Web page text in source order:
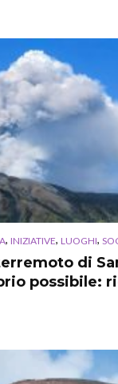
, INIZIATIVE, LUOGHI,
di
possibile: